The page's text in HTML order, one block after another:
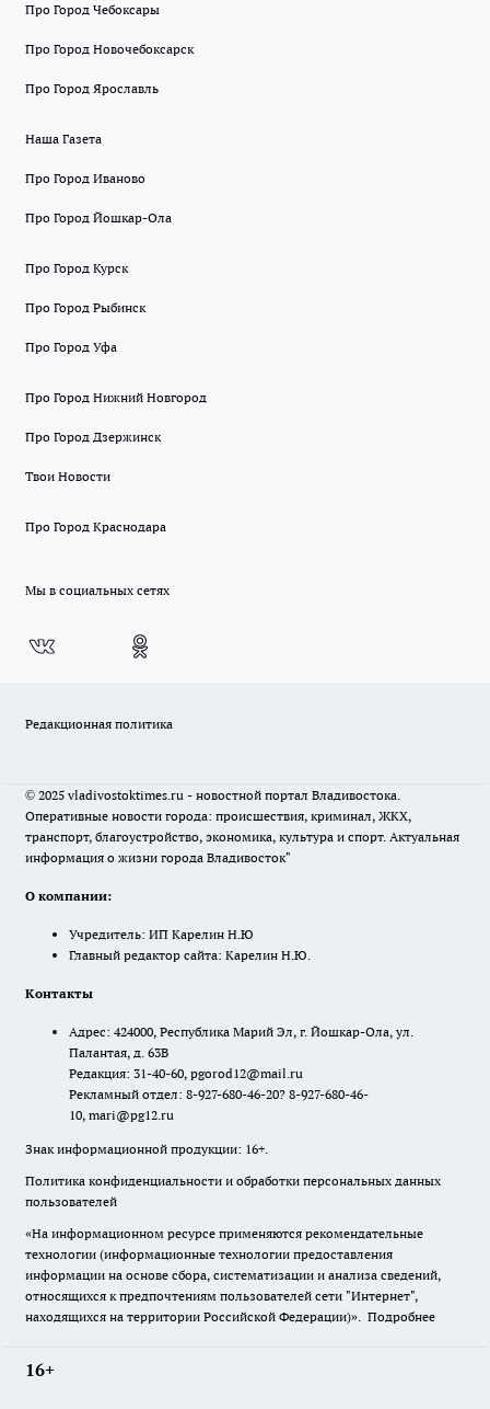
Про Город Чебоксары
Про Город Новочебоксарск
Про Город Ярославль
Наша Газета
Про Город Иваново
Про Город Йошкар-Ола
Про Город Курск
Про Город Рыбинск
Про Город Уфа
Про Город Нижний Новгород
Про Город Дзержинск
Твои Новости
Про Город Краснодара
Мы в социальных сетях
Редакционная политика
© 2025 vladivostoktimes.ru - новостной портал Владивостока.
Оперативные новости города: происшествия, криминал, ЖКХ,
транспорт, благоустройство, экономика, культура и спорт. Актуальная
информация о жизни города Владивосток"
О компании:
Учредитель: ИП Карелин Н.Ю
Главный редактор сайта: Карелин Н.Ю.
Контакты
Адрес: 424000, Республика Марий Эл, г. Йошкар-Ола, ул.
Палантая, д. 63В
Редакция: 31-40-60, pgorod12@mail.ru
Рекламный отдел: 8-927-680-46-20? 8-927-680-46-
10, mari@pg12.ru
Знак информационной продукции: 16+.
Политика конфиденциальности и обработки персональных данных
пользователей
«На информационном ресурсе применяются рекомендательные
технологии (информационные технологии предоставления
информации на основе сбора, систематизации и анализа сведений,
относящихся к предпочтениям пользователей сети "Интернет",
находящихся на территории Российской Федерации)». Подробнее
16+